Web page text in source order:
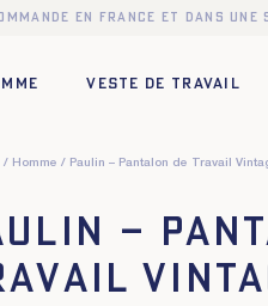
en France et dans une
VESTE DE TRAVAIL
Homme Paulin – Pantalon de Travail
–